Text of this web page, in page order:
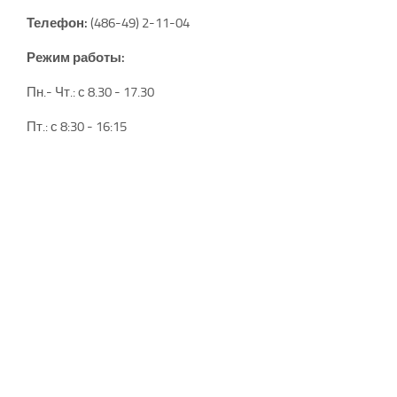
Телефон: (486-49) 2-11-04
Режим работы:
Пн.- Чт.: с 8.30 - 17.30
Пт.: с 8:30 - 16:15